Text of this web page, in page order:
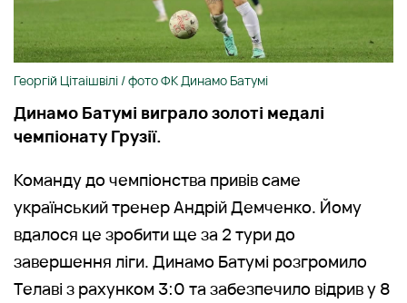
Георгій Цітаішвілі / фото ФК Динамо Батумі
Динамо Батумі виграло золоті медалі
чемпіонату Грузії.
Команду до чемпіонства привів саме
український тренер Андрій Демченко. Йому
вдалося це зробити ще за 2 тури до
завершення ліги. Динамо Батумі розгромило
Телаві з рахунком 3:0 та забезпечило відрив у 8